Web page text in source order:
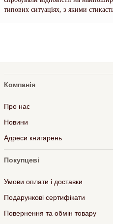
типових ситуаціях, з якими
Компанія
Про нас
Новини
Адреси книгарень
Покупцеві
Умови оплати і доставки
Подарункові сертифікати
Повернення та обмін товару